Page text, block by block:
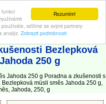
Rozumím!
funkcí
sdílíme se svými partnery
analýz. Zobrazit podrobnosti
s léky a léčbou nemocí
Bezlepková
250 g
Jahoda 250 g Poradna a zkušenosti s
Bezlepková müsli směs Jahoda 250 g,
Jahoda, 250, g